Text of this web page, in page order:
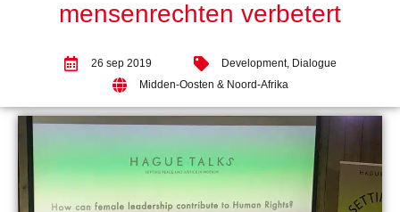
mensenrechten verbetert
26 sep 2019 Development, Dialogue
Midden-Oosten & Noord-Afrika